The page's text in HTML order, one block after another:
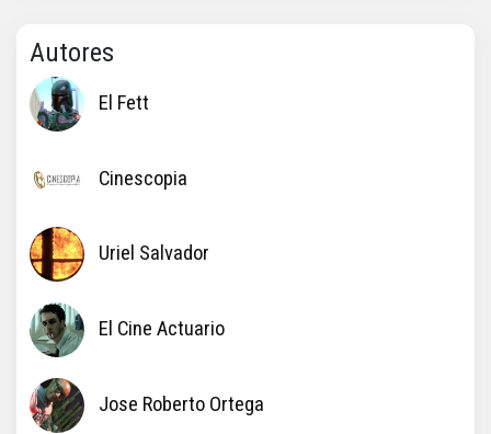
Autores
El Fett
Cinescopia
Uriel Salvador
El Cine Actuario
Jose Roberto Ortega